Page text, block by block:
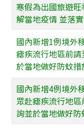
寒假為出國旅遊
解當地疫情 並落
國內新增1例境外
瘧疾流行地區前
於當地做好防蚊措
國內新增4例境外
眾赴瘧疾流行地
詢並於當地做好